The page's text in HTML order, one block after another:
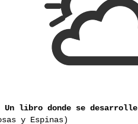
Un libro donde se
y Espinas)